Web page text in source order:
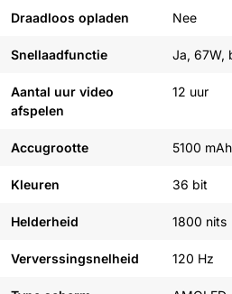
Draadloos opladen Nee
Snellaadfunctie Ja, 67W,
Aantal uur video
afspelen
12 uur
Accugrootte 5100 mAh
Kleuren 36 bit
Helderheid 1800 nits
Ververssingsnelheid 120 Hz